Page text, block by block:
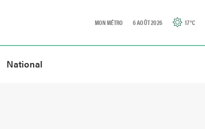
MON MÉTRO 6 AOÛT 2026 17°C
National